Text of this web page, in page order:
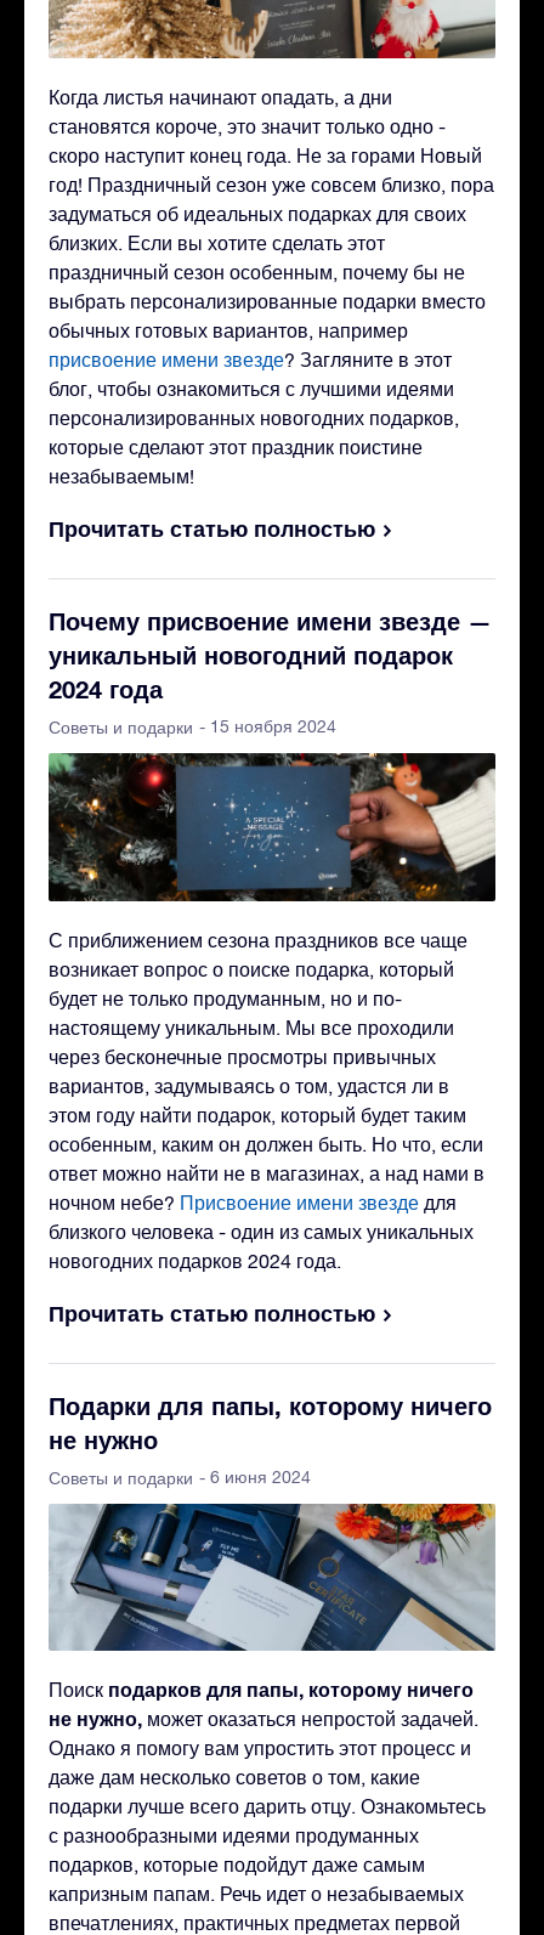
Когда листья начинают опадать, а дни
становятся короче, это значит только одно -
скоро наступит конец года. Не за горами Новый
год! Праздничный сезон уже совсем близко, пора
задуматься об идеальных подарках для своих
близких. Если вы хотите сделать этот
праздничный сезон особенным, почему бы не
выбрать персонализированные подарки вместо
обычных готовых вариантов, например
присвоение имени звезде? Загляните в этот
блог, чтобы ознакомиться с лучшими идеями
персонализированных новогодних подарков,
которые сделают этот праздник поистине
незабываемым!
Прочитать статью полностью
Почему присвоение имени звезде —
уникальный новогодний подарок
2024 года
Советы и подарки - 15 ноября 2024
С приближением сезона праздников все чаще
возникает вопрос о поиске подарка, который
будет не только продуманным, но и по-
настоящему уникальным. Мы все проходили
через бесконечные просмотры привычных
вариантов, задумываясь о том, удастся ли в
этом году найти подарок, который будет таким
особенным, каким он должен быть. Но что, если
ответ можно найти не в магазинах, а над нами в
ночном небе? Присвоение имени звезде для
близкого человека - один из самых уникальных
новогодних подарков 2024 года.
Прочитать статью полностью
Подарки для папы, которому ничего
не нужно
Советы и подарки - 6 июня 2024
Поиск подарков для папы, которому ничего
не нужно, может оказаться непростой задачей.
Однако я помогу вам упростить этот процесс и
даже дам несколько советов о том, какие
подарки лучше всего дарить отцу. Ознакомьтесь
с разнообразными идеями продуманных
подарков, которые подойдут даже самым
капризным папам. Речь идет о незабываемых
впечатлениях, практичных предметах первой